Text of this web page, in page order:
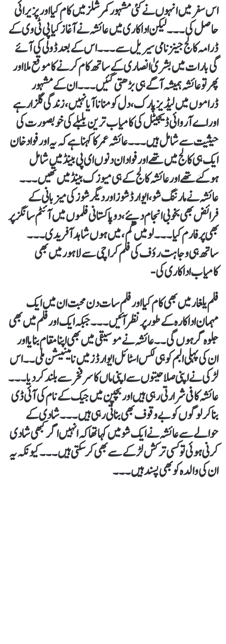
اس سفر میں انہوں نے کئی مشہور کمرشلز میں کام کیا اور پزیرائی
حاصل کی۔۔۔لیکن اداکاری میں عائشہ نے آغاز کیا پی ٹی وی کے
ڈرامہ کالج جینز نامی سیریل سے ۔۔۔اس کے بعد ڈولی کی آئے
گی بارات میں بشریٰ انصاری کے ساتھ کام کرنے کا موقع ملا اور
پھر تو عائشہ ہمیشہ آگے ہی بڑھتی گئیں۔۔۔ان کے مشہور
ڈراموں میں لیڈیز پارک، دل کو منانا آیا نہیں، زندگی گلزار ہے
اور اے آر وائی ڈیجیٹل کی کامیاب ترین بلبلے کی خوبصورت کی
حیثیت سے شامل ہیں۔۔۔ عائشہ عمر کا کہنا ہے کہ یہ اور فواد خان
ایک ہی کالج میں تھے اور فواد ان دنوں ای پی بینڈ میں شامل
ہوگئے تھے اور عائشہ کالج کے ہی میوزک بینڈ میں تھیں۔۔۔
عائشہ نے مارننگ شو، ایوارڈ شوز اور دیگر شوز کی میزبانی کے
فرائض بھی بخوبی انجام دیئے ،دو پاکستانی فلموں میں آئٹم سانگز پر
بھی پرفارم کیا۔۔۔لو میں گم، میں ہوں شاہد آفریدی۔۔۔
ساتھ ہی وجاہت رؤف کی فلم کراچی سے لاہور میں بھی
کامیاب اداکاری کی-
فلم یلغار میں بھی کام کیا اور فلم سات دن محبت ان میں ایک
مہمان اداکارہ کے طور پر نظر آئیں۔۔۔جبکہ ایک اور فلم میں بھی
جلوہ گر ہوں گی۔۔ عائشہ نے موسیقی میں بھی اپنا مقام بنایا اور
ان کی پہلی البم کو ہی لکس اسٹائل ایوارڈز میں نامینیشن ملی۔۔اس
لڑکی نے اپنی صلاحیتوں سے اپنی ماں کا سر فخر سے بلند کردیا۔۔۔
عائشہ کافی شرارتی رہی ہیں اور بچپن میں جیک کے نام کی آئی ڈی
بنا کر لوگوں کو بے وقوف بھی بناتی رہی ہیں۔۔۔شادی کے
حوالے سے عائشہ نے ایک شو میں کہا تھا کہ انہیں اگر کبھی شادی
کرنی ہوئی تو کسی ترکش لڑکے سے بھی کر سکتی ہیں۔۔۔کیونکہ یہ
ان کی والدہ کو بھی پسند ہیں۔۔۔